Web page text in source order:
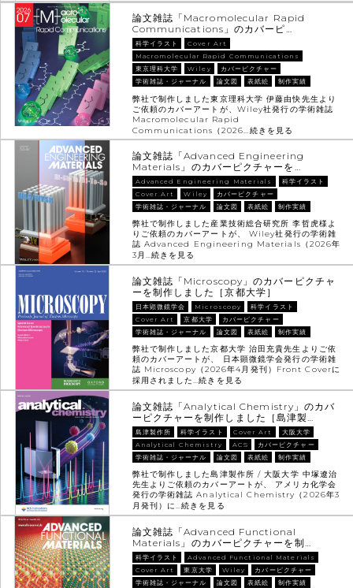
論文雑誌「Macromolecular Rapid
Communications」のカバーピ…
科学イラスト
Cover Art
Macromolecular Rapid Communications
東京理科大学
Wiley
カバーピクチャー
学術雑誌・ジャーナル
論文図 表紙絵 制作実績
弊社で制作しました東京理科大学 伊藤由快先生より
ご依頼のカバーアートが、Wiley社発行の学術雑誌
Macromolecular Rapid
Communications（2026…続きを見る
論文雑誌「Advanced Engineering
Materials」のカバーピクチャーを…
Advanced Engineering Materials
科学イラスト
Cover Art
Wiley
カバーピクチャー
学術雑誌・ジャーナル
論文図 表紙絵 制作実績
弊社で制作しました産業技術総合研究所 李哲虎様よ
りご依頼のカバーアートが、 Wiley社発行の学術雑
誌 Advanced Engineering Materials（2026年
3月…続きを見る
論文雑誌「Microscopy」のカバーピクチャ
ーを制作しました［京都大学］
日本顕微鏡学会 Microscopy
科学イラスト
Cover Art
京都大学
カバーピクチャー
学術雑誌・ジャーナル
論文図 表紙絵 制作実績
弊社で制作しました京都大学 治田充貴先生よりご依
頼のカバーアートが、 日本顕微鏡学会発行の学術雑
誌 Microscopy（2026年4月発刊）Front Coverに
採用されました…続きを見る
論文雑誌「Analytical Chemistry」のカバ
ーピクチャーを制作しました［島津製…
島津製作所 科学イラスト Cover Art
大阪大学
Analytical Chemistry
ACS
カバーピクチャー
学術雑誌・ジャーナル
論文図 表紙絵 制作実績
弊社で制作しました島津製作所 / 大阪大学 中塚遼治
先生よりご依頼のカバーアートが、 アメリカ化学会
発行の学術雑誌 Analytical Chemistry（2026年3
月発刊）に…続きを見る
論文雑誌「Advanced Functional
Materials」のカバーピクチャーを制…
科学イラスト
Advanced Functional Materials
Cover Art
東京大学 Wiley
カバーピクチャー
学術雑誌・ジャーナル
論文図 表紙絵 制作実績